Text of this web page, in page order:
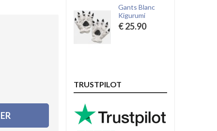
Gants Blanc
Kigurumi
€ 25.90
TRUSTPILOT